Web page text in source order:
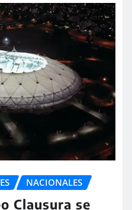
NACIONALES
Clausura se